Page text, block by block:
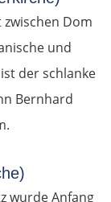
Dom
und
der schlanke
Bernhard
wurde Anfang